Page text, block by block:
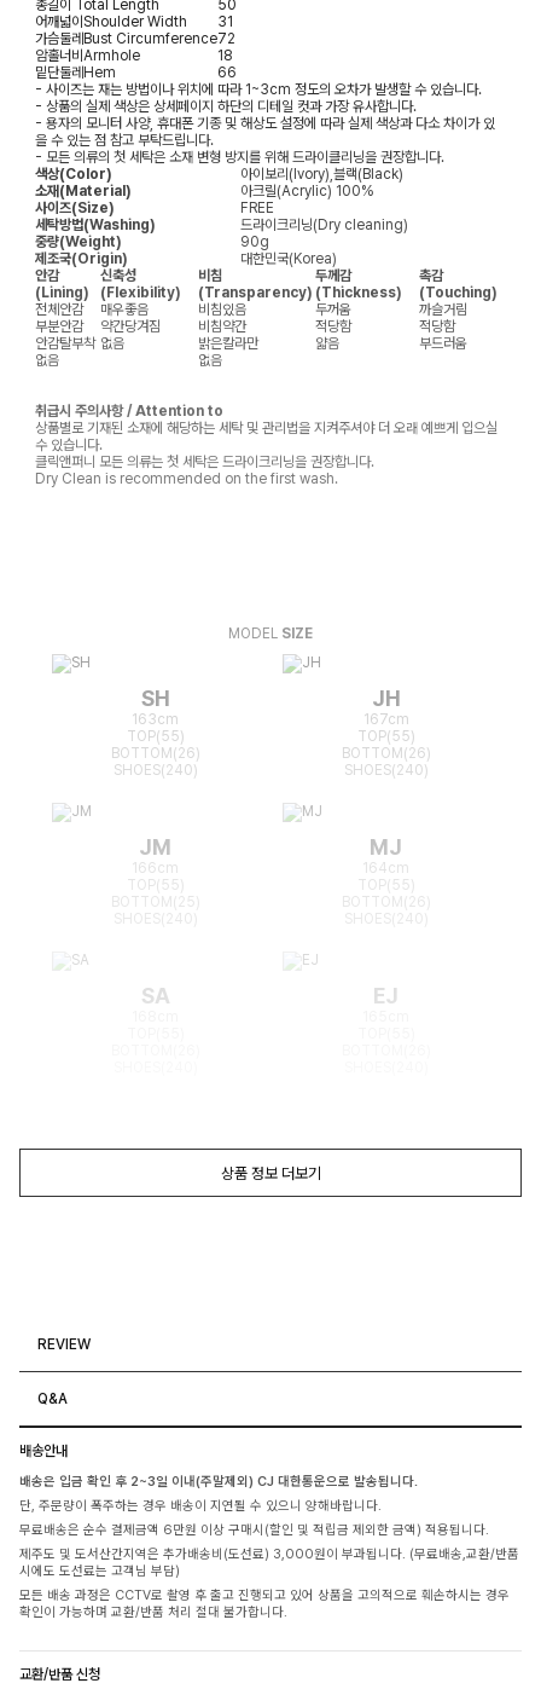
총길이 Total Length
50
어깨넓이 Shoulder Width
31
가슴둘레 Bust Circumference72
암홀너비 Armhole
18
밑단둘레 Hem
66
- 사이즈는 재는 방법이나 위치에 따라 1~3cm 정도의 오차가 발생할 수 있습니다.
- 상품의 실제 색상은 상세페이지 하단의 디테일 컷과 가장 유사합니다.
- 용자의 모니터 사양, 휴대폰 기종 및 해상도 설정에 따라 실제 색상과 다소 차이가 있
을 수 있는 점 참고 부탁드립니다.
- 모든 의류의 첫 세탁은 소재 변형 방지를 위해 드라이클리닝을 권장합니다.
색상(Color)
아이보리(Ivory),블랙(Black)
소재(Material)
아크릴(Acrylic) 100%
사이즈(Size)
FREE
세탁방법(Washing)
드라이크리닝(Dry cleaning)
중량(Weight)
90g
제조국(Origin)
대한민국(Korea)
안감
(Lining)
신축성
(Flexibility)
비침
(Transparency)
두께감
(Thickness)
촉감
(Touching)
전체안감
매우좋음 비침있음 두꺼움
까슬거림
부분안감
약간당겨짐 비침약간 적당함
적당함
안감탈부착 없음 밝은칼라만 얇음
부드러움
없음
없음
취급시 주의사항 / Attention to
상품별로 기재된 소재에 해당하는 세탁 및 관리법을 지켜주셔야 더 오래 예쁘게 입으실
수 있습니다.
클릭앤퍼니 모든 의류는 첫 세탁은 드라이크리닝을 권장합니다.
Dry Clean is recommended on the first wash.
MODEL SIZE
SH
163cm
TOP(55)
BOTTOM(26)
SHOES(240)
JH
167cm
TOP(55)
BOTTOM(26)
SHOES(240)
JM
166cm
TOP(55)
BOTTOM(25)
MJ
164cm
TOP(55)
BOTTOM(26)
SA EJ
상품 정보 더보기
REVIEW
Q&A
배송안내
배송은 입금 확인 후 2~3일 이내(주말제외) CJ 대한통운으로 발송됩니다.
단, 주문량이 폭주하는 경우 배송이 지연될 수 있으니 양해바랍니다.
무료배송은 순수 결제금액 6만원 이상 구매시(할인 및 적립금 제외한 금액) 적용됩니다.
제주도 및 도서산간지역은 추가배송비(도선료) 3,000원이 부과됩니다. (무료배송,교환/반품
시에도 도선료는 고객님 부담)
모든 배송 과정은 CCTV로 촬영 후 출고 진행되고 있어 상품을 고의적으로 훼손하시는 경우
확인이 가능하며 교환/반품 처리 절대 불가합니다.
교환/반품 신청